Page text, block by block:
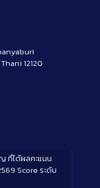
12120
ที่ได้ผลคะแนน
Score ระดับ